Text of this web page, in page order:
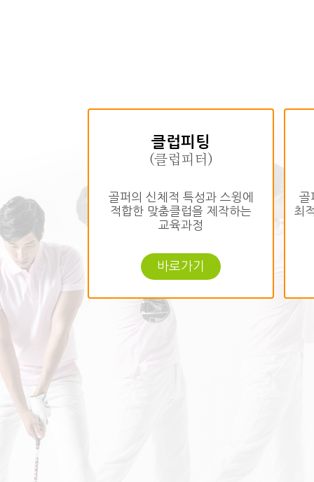
클럽피팅
(클럽피터)
골퍼의 신체적 특성과 스윙에
적합한 맞춤클럽을 제작하는
교육과정
바로가기
골
최